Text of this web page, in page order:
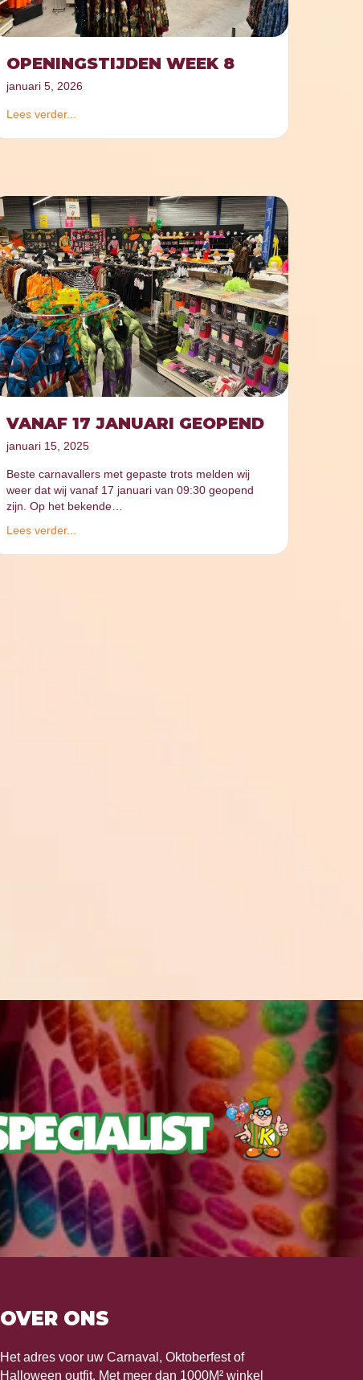
OPENINGSTIJDEN WEEK 8
januari 5, 2026
Lees verder...
VANAF 17 JANUARI GEOPEND
januari 15, 2025
Beste carnavallers met gepaste trots melden wij
weer dat wij vanaf 17 januari van 09:30 geopend
zijn. Op het bekende…
Lees verder...
OVER ONS
Het adres voor uw Carnaval, Oktoberfest of
Halloween outfit. Met meer dan 1000M² winkel